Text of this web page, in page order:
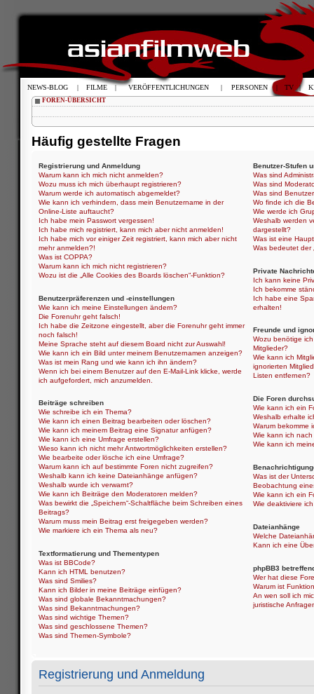
FOREN-ÜBERSICHT
Häufig gestellte Fragen
Registrierung und Anmeldung
Warum kann ich mich nicht anmelden?
Wozu muss ich mich überhaupt registrieren?
Warum werde ich automatisch abgemeldet?
Wie kann ich verhindern, dass mein Benutzername in der
Online-Liste auftaucht?
Ich habe mein Passwort vergessen!
Ich habe mich registriert, kann mich aber nicht anmelden!
Ich habe mich vor einiger Zeit registriert, kann mich aber nicht
mehr anmelden?!
Was ist COPPA?
Warum kann ich mich nicht registrieren?
Wozu ist die „Alle Cookies des Boards löschen“-Funktion?
Benutzerpräferenzen und -einstellungen
Wie kann ich meine Einstellungen ändern?
Die Forenuhr geht falsch!
Ich habe die Zeitzone eingestellt, aber die Forenuhr geht immer
noch falsch!
Meine Sprache steht auf diesem Board nicht zur Auswahl!
Wie kann ich ein Bild unter meinem Benutzernamen anzeigen?
Was ist mein Rang und wie kann ich ihn ändern?
Wenn ich bei einem Benutzer auf den E-Mail-Link klicke, werde
ich aufgefordert, mich anzumelden.
Beiträge schreiben
Wie schreibe ich ein Thema?
Wie kann ich einen Beitrag bearbeiten oder löschen?
Wie kann ich meinem Beitrag eine Signatur anfügen?
Wie kann ich eine Umfrage erstellen?
Wieso kann ich nicht mehr Antwortmöglichkeiten erstellen?
Wie bearbeite oder lösche ich eine Umfrage?
Warum kann ich auf bestimmte Foren nicht zugreifen?
Weshalb kann ich keine Dateianhänge anfügen?
Weshalb wurde ich verwarnt?
Wie kann ich Beiträge den Moderatoren melden?
Was bewirkt die „Speichern“-Schaltfläche beim Schreiben eines
Beitrags?
Warum muss mein Beitrag erst freigegeben werden?
Wie markiere ich ein Thema als neu?
Textformatierung und Thementypen
Was ist BBCode?
Kann ich HTML benutzen?
Was sind Smilies?
Kann ich Bilder in meine Beiträge einfügen?
Was sind globale Bekanntmachungen?
Was sind Bekanntmachungen?
Was sind wichtige Themen?
Was sind geschlossene Themen?
Was sind Themen-Symbole?
Benutzer-Stufen
Was sind
Was sind
Was sind
Wo finde ich die
Wie werde ich
Weshalb werden
dargestellt?
Was ist eine
Was bedeutet der
Private
Ich kann keine
Ich bekomme
Ich habe eine
erhalten!
Freunde und
Wozu benötige
Mitglieder?
Wie kann ich
ignorierten
Listen entfernen?
Die Foren
Wie kann ich ein
Weshalb erhalte
Warum bekomme
Wie kann ich
Wie kann ich
Was ist der
Beobachtung
Wie kann ich ein
Wie deaktiviere
Dateianhänge
Welche
Kann ich eine
phpBB3
Wer hat diese
Warum ist
An wen soll ich
juristische
Registrierung und Anmeldung
NEWS-BLOG | FILME | VERÖFFENTLICHUNGEN | PERSONEN | TV |